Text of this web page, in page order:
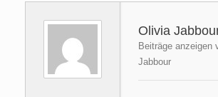
Olivia
Beiträge anzeigen
Jabbour